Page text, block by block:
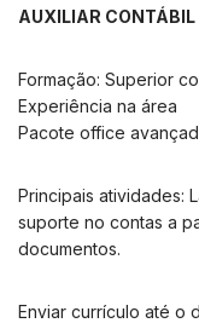
AUXILIAR CONTÁBIL
Formação: Superior
Experiência na área
Pacote office
Principais atividades:
suporte no contas a
documentos.
Enviar currículo até o